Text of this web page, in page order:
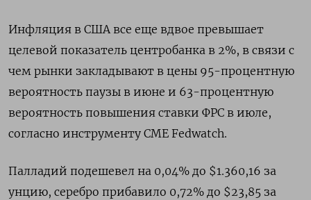
Инфляция в США все еще вдвое превышает
целевой показатель центробанка в 2%, в связи с
чем рынки закладывают в цены 95-процентную
вероятность паузы в июне и 63-процентную
вероятность повышения ставки ФРС в июле,
согласно инструменту CME Fedwatch.
Палладий подешевел на 0,04% до $1.360,16​​ за
унцию, серебро прибавило 0,72% до $23,85​ за